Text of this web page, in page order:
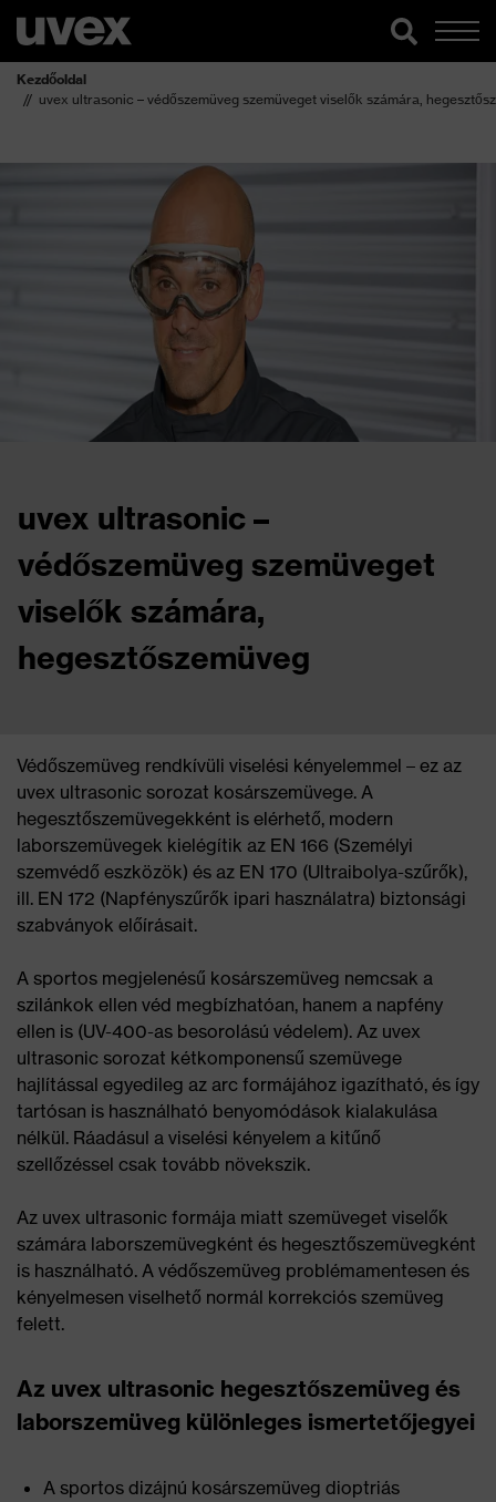
Kezdőoldal
uvex ultrasonic – védőszemüveg szemüveget viselők számára,
uvex ultrasonic –
védőszemüveg szemüveget
viselők számára,
hegesztőszemüveg
Védőszemüveg rendkívüli viselési kényelemmel – ez az
uvex ultrasonic sorozat kosárszemüvege. A
hegesztőszemüvegekként is elérhető, modern
laborszemüvegek kielégítik az EN 166 (Személyi
szemvédő eszközök) és az EN 170 (Ultraibolya-szűrők),
ill. EN 172 (Napfényszűrők ipari használatra) biztonsági
szabványok előírásait.
A sportos megjelenésű kosárszemüveg nemcsak a
szilánkok ellen véd megbízhatóan, hanem a napfény
ellen is (UV-400-as besorolású védelem). Az uvex
ultrasonic sorozat kétkomponensű szemüvege
hajlítással egyedileg az arc formájához igazítható, és így
tartósan is használható benyomódások kialakulása
nélkül. Ráadásul a viselési kényelem a kitűnő
szellőzéssel csak tovább növekszik.
Az uvex ultrasonic formája miatt szemüveget viselők
számára laborszemüvegként és hegesztőszemüvegként
is használható. A védőszemüveg problémamentesen és
kényelmesen viselhető normál korrekciós szemüveg
felett.
Az uvex ultrasonic hegesztőszemüveg és
laborszemüveg különleges ismertetőjegyei
A sportos dizájnú kosárszemüveg dioptriás